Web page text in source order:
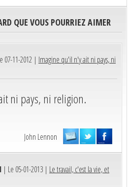
QUE VOUS POURRIEZ AIMER
07-11-2012 | Imagine qu'il n'y ait ni pays, ni
ni pays, ni religion.
John Lennon
| Le 05-01-2013 | Le travail, c'est la vie, et